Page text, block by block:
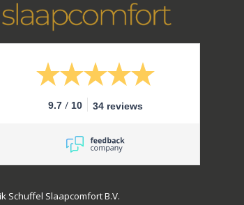
9.7 / 10 34 reviews
Schuffel Slaapcomfort B.V.